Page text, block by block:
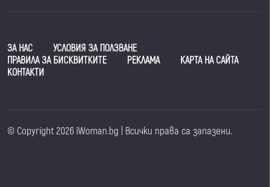
ЗА НАС
УСЛОВИЯ ЗА ПОЛЗВАНЕ
ПРАВИЛА ЗА БИСКВИТКИТЕ
РЕКЛАМА
КАРТА НА САЙТА
КОНТАКТИ
© Copyright 2026 iWoman.bg | Всички права са запазени.